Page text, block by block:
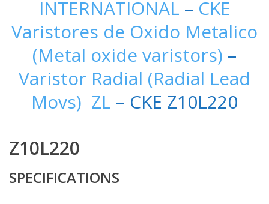
INTERNATIONAL – CKE
Varistores de Oxido Metalico
(Metal oxide varistors) –
Varistor Radial (Radial Lead
Movs) ZL – CKE Z10L220
Z10L220
SPECIFICATIONS